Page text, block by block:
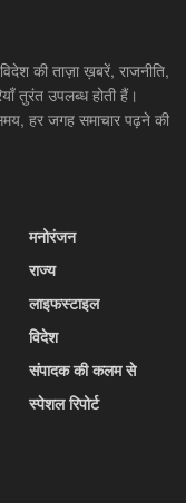
की ताज़ा ख़बरें, राजनीति,
तुरंत उपलब्ध होती हैं।
हर जगह समाचार पढ़ने की
मनोरंजन
राज्य
लाइफस्टाइल
विदेश
संपादक की कलम से
स्पेशल रिपोर्ट